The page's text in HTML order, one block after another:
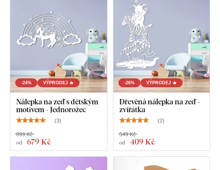
Deska splňujeevropský emisní standard E1
vhodná do interiéru
(včetně dětského pokoje).
Co najdete v balení?
Dětský lapač zlých snů
-24% VÝPRODEJ 🔥
Nálepka na zeď s dětským
motivem - Jednorožec
(3)
od 679 Kč
899 Kč
-26% VÝPRODEJ 🔥
Dřevěná nálepka na zeď -
zvířátka
(2)
od 409 Kč
549 Kč